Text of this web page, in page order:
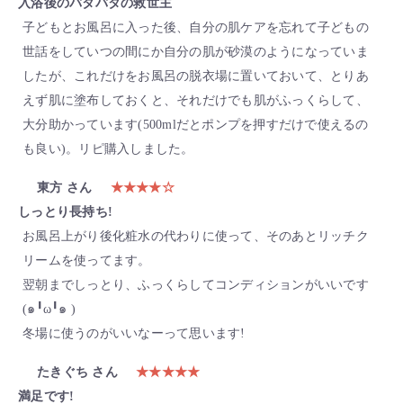
子どもとお風呂に入った後、自分の肌ケアを忘れて子どもの
世話をしていつの間にか自分の肌が砂漠のようになっていま
したが、これだけをお風呂の脱衣場に置いておいて、とりあ
えず肌に塗布しておくと、それだけでも肌がふっくらして、
大分助かっています(500mlだとポンプを押すだけで使えるの
も良い)。リピ購入しました。
東方 さん
★★★★☆
しっとり長持ち!
お風呂上がり後化粧水の代わりに使って、そのあとリッチク
リームを使ってます。
翌朝までしっとり、ふっくらしてコンディションがいいです
(๑╹ω╹๑ )
冬場に使うのがいいなーって思います!
たきぐち さん
★★★★★
満足です!